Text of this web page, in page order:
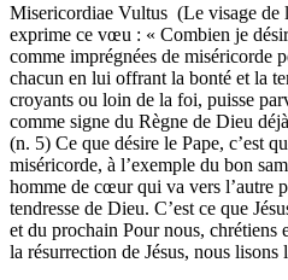
Misericordiae Vultus (Le visage de
exprime ce vœu : « Combien je
comme imprégnées de miséricorde
chacun en lui offrant la bonté et la
croyants ou loin de la foi, puisse
comme signe du Règne de Dieu
(n. 5) Ce que désire le Pape, c’est
miséricorde, à l’exemple du bon
homme de cœur qui va vers l’autre
tendresse de Dieu. C’est ce que
et du prochain Pour nous, chrétiens
la résurrection de Jésus, nous lisons